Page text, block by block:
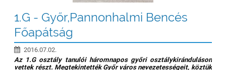
1.G - Győr,Pannonhalmi Bencés
Főapátság
2016.07.02.
Az 1.G osztály tanulói háromnapos győri osztálykiránduláson
vettek részt. Megtekintették Győr város nevezetességeit, köztük